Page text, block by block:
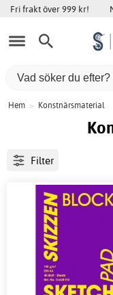
Fri frakt över 999 kr!
Hem > Konstnärsmaterial
Filter